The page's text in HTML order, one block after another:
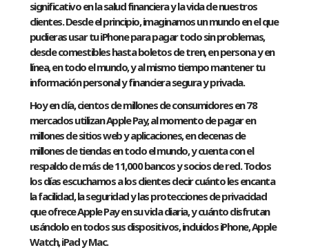
significativo en la salud financiera y la vida de nuestros
clientes. Desde el principio, imaginamos un mundo en el que
pudieras usar tu iPhone para pagar todo sin problemas,
desde comestibles hasta boletos de tren, en persona y en
línea, en todo el mundo, y al mismo tiempo mantener tu
información personal y financiera segura y privada.
Hoy en día, cientos de millones de consumidores en 78
mercados utilizan Apple Pay, al momento de pagar en
millones de sitios web y aplicaciones, en decenas de
millones de tiendas en todo el mundo, y cuenta con el
respaldo de más de 11,000 bancos y socios de red. Todos
los días escuchamos a los clientes decir cuánto les encanta
la facilidad, la seguridad y las protecciones de privacidad
que ofrece Apple Pay en su vida diaria, y cuánto disfrutan
usándolo en todos sus dispositivos, incluidos iPhone, Apple
Watch, iPad y Mac.